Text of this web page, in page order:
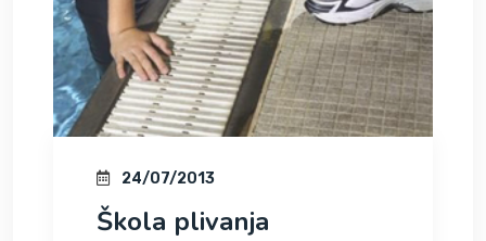
24/07/2013
Škola plivanja